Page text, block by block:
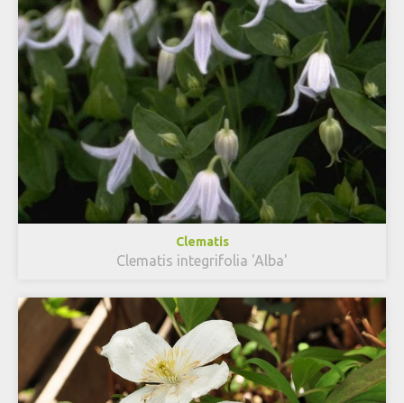
Clematis
Clematis integrifolia 'Alba'